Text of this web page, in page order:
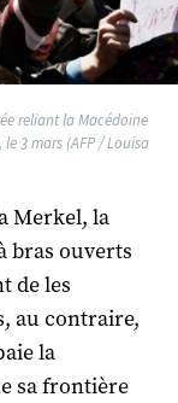
reliant la Macédoine
3 mars (AFP / Louisa
Merkel, la
bras ouverts
de les
au contraire,
la
sa frontière